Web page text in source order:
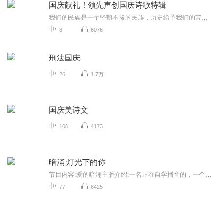
国庆献礼！领先声创国庆诗歌特辑
8 6076
刑法国庆
26 1.7万
国庆美诗文
108 4173
暗涌 灯光下的你
77 6425